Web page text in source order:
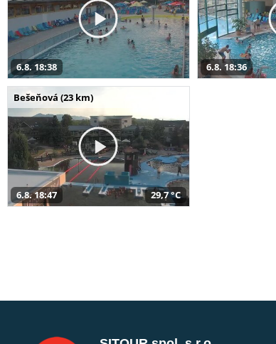
6.8. 18:38 6.8. 18:36
Bešeňová (23 km)
6.8. 18:47 29,7 °C